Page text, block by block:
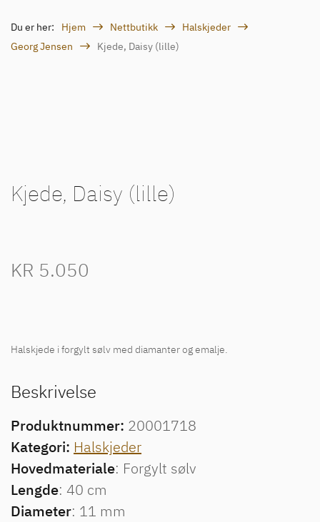
Du er her: Hjem Nettbutikk
Halskjeder
Georg Jensen
Kjede, Daisy (lille)
Kjede, Daisy (lille)
KR 5.050
Halskjede i forgylt sølv med diamanter og emalje.
Beskrivelse
Produktnummer: 20001718
Kategori: Halskjeder
Hovedmateriale: Forgylt sølv
Lengde: 40 cm
Diameter: 11 mm